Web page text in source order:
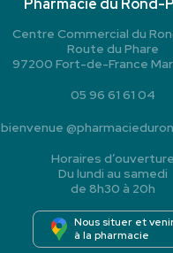
Pharmacie du Rond-
Centre Commercial du
Route du Phare
97200 Fort-de-France
05 96 61 61 04
bienvenue @
Horaires d’ouverture
Du lundi au samedi
de 8h30 à 20h
Nous situer et
à la pharmacie